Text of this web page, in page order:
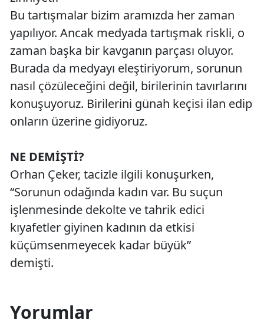
Bu tartışmalar bizim aramızda her zaman
yapılıyor. Ancak medyada tartışmak riskli, o
zaman başka bir kavganın parçası oluyor.
Burada da medyayı eleştiriyorum, sorunun
nasıl çözüleceğini değil, birilerinin tavırlarını
konuşuyoruz. Birilerini günah keçisi ilan edip
onların üzerine gidiyoruz.
NE DEMİŞTİ?
Orhan Çeker, tacizle ilgili konuşurken,
“Sorunun odağında kadın var. Bu suçun
işlenmesinde dekolte ve tahrik edici
kıyafetler giyinen kadının da etkisi
küçümsenmeyecek kadar büyük”
demişti.
Yorumlar